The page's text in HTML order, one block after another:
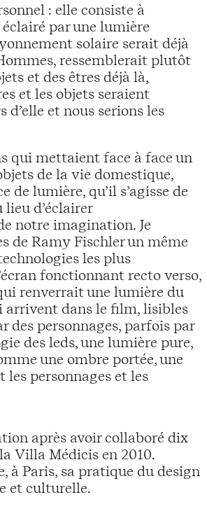
: elle consiste à
par une lumière
solaire serait déjà
ressemblerait plutôt
et des êtres déjà là,
et les objets seraient
et nous serions les
qui mettaient face à face un
de la vie domestique,
lumière, qu’il s’agisse de
d’éclairer
notre imagination. Je
de Ramy Fischler un même
les plus
fonctionnant recto verso,
renverrait une lumière du
arrivent dans le film, lisibles
des personnages, parfois par
des leds, une lumière pure,
une ombre portée, une
personnages et les
après avoir collaboré dix
Villa Médicis en 2010.
à Paris, sa pratique du design
et culturelle.